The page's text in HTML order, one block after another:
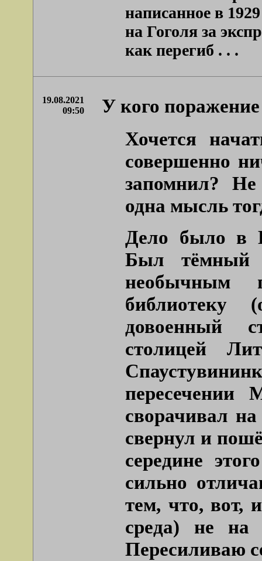
написанное в
на Гоголя за
как перегиб . . .
19.08.2021
09:50
У кого
Хочется
совершенно
запомнил?
одна мысль
Дело было в
Был тёмный
необычным
библиотеку
довоенный
столицей
пересечении
сворачивал
свернул и
середине
сильно
тем, что, вот,
среда) не на
Пересиливаю